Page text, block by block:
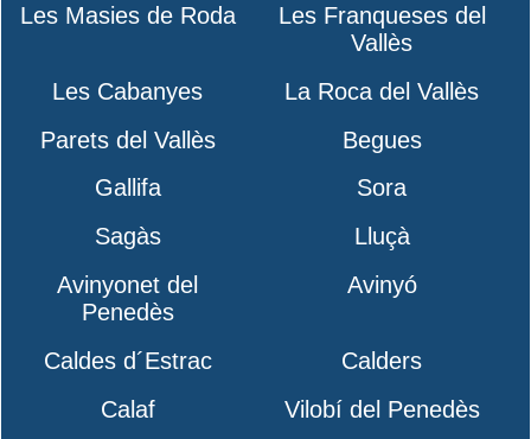
Les Masies de Roda
Les Franqueses del
Vallès
Les Cabanyes
La Roca del Vallès
Parets del Vallès
Begues
Gallifa
Sora
Sagàs
Lluçà
Avinyonet del
Penedès
Avinyó
Caldes d´Estrac
Calders
Calaf
Vilobí del Penedès